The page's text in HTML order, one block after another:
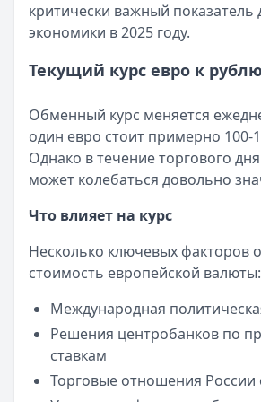
Срок: до
Рейтинг:4.7(16 отзывов)
Сумма:30 000– 5 000 000₽
Срок: до84мес.
ПСК:41.5%
Рейтинг:4.7
Сумма:100 000–5 000 000
ПСК: 42.2%
Рейтинг:4.6
Т-Банк — Под залог недвижимости
Сумма:200 000 30 000 000
Рейтинг:4.5(13 отзывов)
Турбозайм
— Займ
Срок:до 21 дней
Срочноденьги— Займ
Сумма:до 15 000 ₽
Срок:до 30 дней
Рейтинг:4.6
критически важный показатель
экономики в 2025 году.
Текущий курс евро к рублю
Обменный курс меняется
один евро стоит примерно 100-
Однако в течение торгового
может колебаться довольно
Что влияет на курс
Несколько ключевых факторов
стоимость европейской валюты:
Международная
Решения центробанков по
ставкам
Торговые отношения России